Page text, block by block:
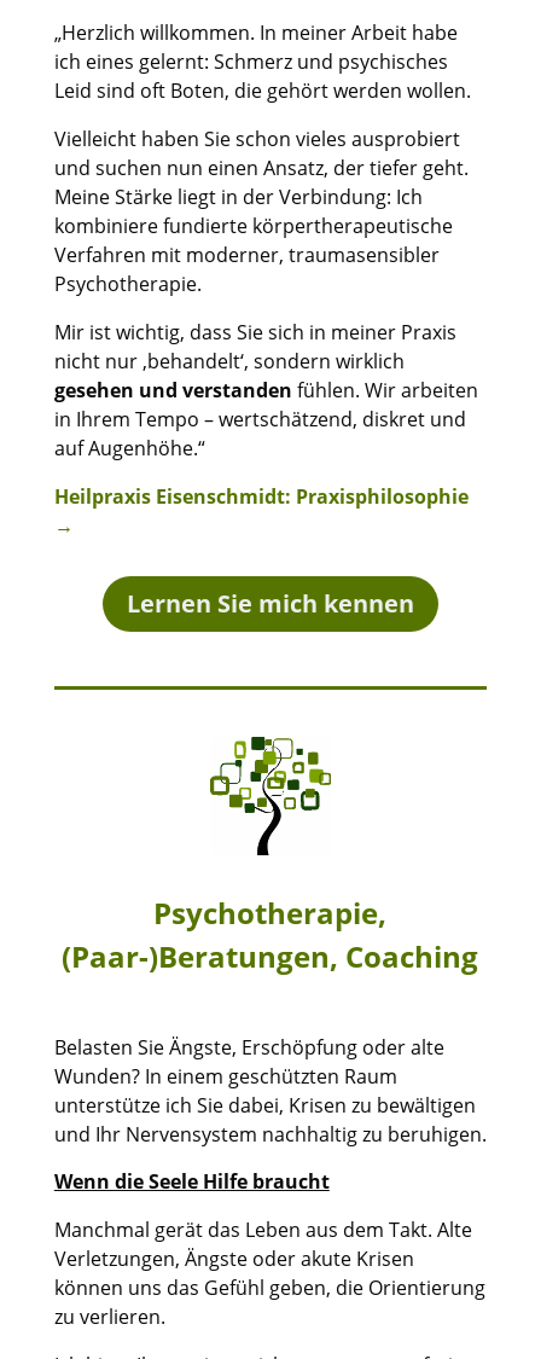
„Herzlich willkommen. In meiner Arbeit habe
ich eines gelernt: Schmerz und psychisches
Leid sind oft Boten, die gehört werden wollen.
Vielleicht haben Sie schon vieles ausprobiert
und suchen nun einen Ansatz, der tiefer geht.
Meine Stärke liegt in der Verbindung: Ich
kombiniere fundierte körpertherapeutische
Verfahren mit moderner, traumasensibler
Psychotherapie.
Mir ist wichtig, dass Sie sich in meiner Praxis
nicht nur ‚behandelt‘, sondern wirklich
gesehen und verstanden fühlen. Wir arbeiten
in Ihrem Tempo – wertschätzend, diskret und
auf Augenhöhe.“
Heilpraxis Eisenschmidt: Praxisphilosophie
→
Lernen Sie mich kennen
Psychotherapie,
(Paar-)Beratungen, Coaching
Belasten Sie Ängste, Erschöpfung oder alte
Wunden? In einem geschützten Raum
unterstütze ich Sie dabei, Krisen zu bewältigen
und Ihr Nervensystem nachhaltig zu beruhigen.
Wenn die Seele Hilfe braucht
Manchmal gerät das Leben aus dem Takt. Alte
Verletzungen, Ängste oder akute Krisen
können uns das Gefühl geben, die Orientierung
zu verlieren.